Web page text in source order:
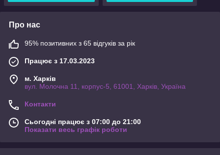
Про нас
95% позитивних з 65 відгуків за рік
Працює з 17.03.2023
м. Харків
вул. Молочна 11, корпус-5, 61001, Харків, Україна
Контакти
Сьогодні працює з 07:00 до 21:00
Показати весь графік роботи